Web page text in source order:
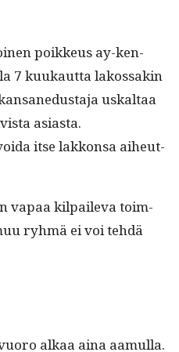
poikkeus ay-ken­
7 kuukaut­ta lakos­sakin
uskaltaa
asiasta.
itse lakkon­sa aiheut­
vapaa kil­pail­e­va toim­
ryh­mä ei voi tehdä
alkaa aina aamul­la.